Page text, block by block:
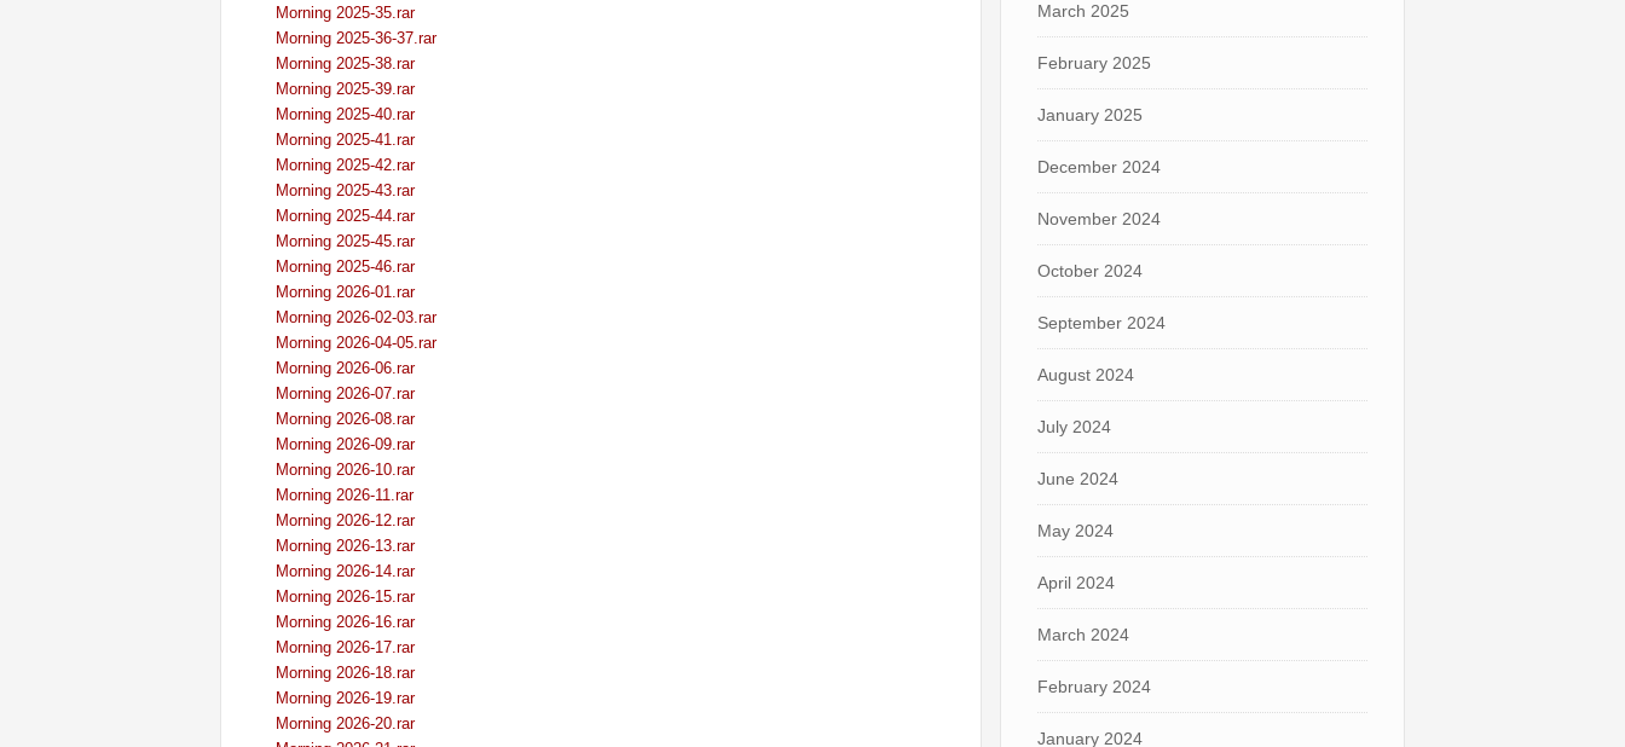
Morning 2025-35.rar
Morning 2025-36-37.rar
Morning 2025-38.rar
Morning 2025-39.rar
Morning 2025-40.rar
Morning 2025-41.rar
Morning 2025-42.rar
Morning 2025-43.rar
Morning 2025-44.rar
Morning 2025-45.rar
Morning 2025-46.rar
Morning 2026-01.rar
Morning 2026-02-03.rar
Morning 2026-04-05.rar
Morning 2026-06.rar
Morning 2026-07.rar
Morning 2026-08.rar
Morning 2026-09.rar
Morning 2026-10.rar
Morning 2026-11.rar
Morning 2026-12.rar
Morning 2026-13.rar
Morning 2026-14.rar
Morning 2026-15.rar
Morning 2026-16.rar
Morning 2026-17.rar
Morning 2026-18.rar
Morning 2026-19.rar
Morning 2026-20.rar
March 2025
February 2025
January 2025
December 2024
November 2024
October 2024
September 2024
August 2024
July 2024
June 2024
May 2024
April 2024
March 2024
February 2024
January 2024